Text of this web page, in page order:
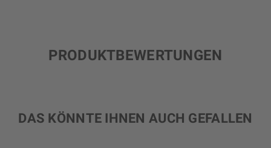
PRODUKTBEWERTUNGEN
DAS KÖNNTE IHNEN AUCH GEFALLEN